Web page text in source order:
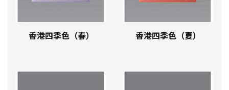
香港四季色（春） 香港四季色（夏）